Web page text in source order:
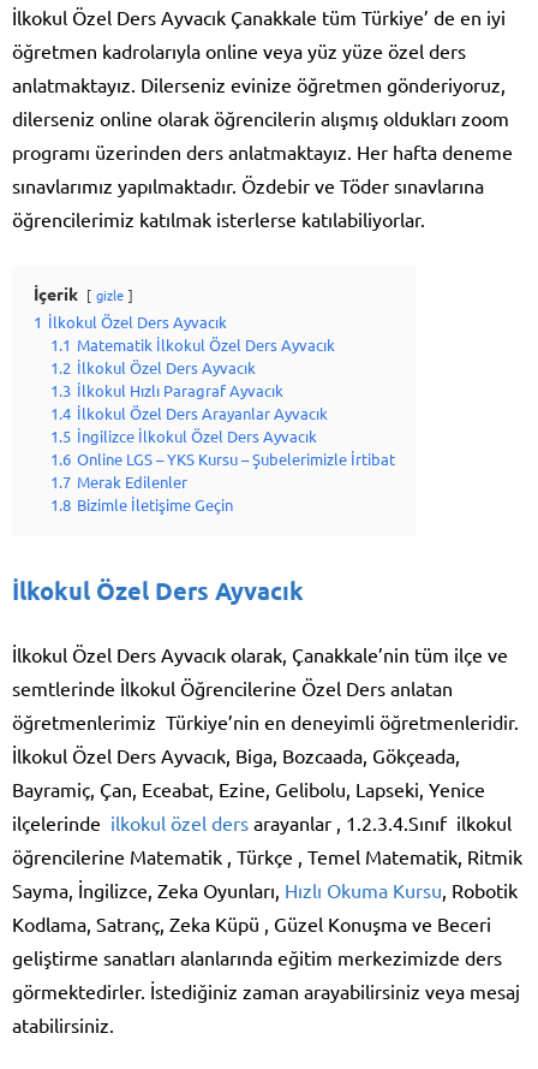
İlkokul Özel Ders Ayvacık Çanakkale tüm Türkiye’ de en iyi
öğretmen kadrolarıyla online veya yüz yüze özel ders
anlatmaktayız. Dilerseniz evinize öğretmen gönderiyoruz,
dilerseniz online olarak öğrencilerin alışmış oldukları zoom
programı üzerinden ders anlatmaktayız. Her hafta deneme
sınavlarımız yapılmaktadır. Özdebir ve Töder sınavlarına
öğrencilerimiz katılmak isterlerse katılabiliyorlar.
İçerik gizle
1 İlkokul Özel Ders Ayvacık
1.1 Matematik İlkokul Özel Ders Ayvacık
1.2 İlkokul Özel Ders Ayvacık
1.3 İlkokul Hızlı Paragraf Ayvacık
1.4 İlkokul Özel Ders Arayanlar Ayvacık
1.5 İngilizce İlkokul Özel Ders Ayvacık
1.6 Online LGS – YKS Kursu – Şubelerimizle İrtibat
1.7 Merak Edilenler
1.8 Bizimle İletişime Geçin
İlkokul Özel Ders Ayvacık
İlkokul Özel Ders Ayvacık olarak, Çanakkale’nin tüm ilçe ve
semtlerinde İlkokul Öğrencilerine Özel Ders anlatan
öğretmenlerimiz Türkiye’nin en deneyimli öğretmenleridir.
İlkokul Özel Ders Ayvacık, Biga, Bozcaada, Gökçeada,
Bayramiç, Çan, Eceabat, Ezine, Gelibolu, Lapseki, Yenice
ilçelerinde ilkokul özel ders arayanlar , 1.2.3.4.Sınıf ilkokul
öğrencilerine Matematik , Türkçe , Temel Matematik, Ritmik
Sayma, İngilizce, Zeka Oyunları, Hızlı Okuma Kursu , Robotik
Kodlama, Satranç, Zeka Küpü , Güzel Konuşma ve Beceri
geliştirme sanatları alanlarında eğitim merkezimizde ders
görmektedirler. İstediğiniz zaman arayabilirsiniz veya mesaj
atabilirsiniz.